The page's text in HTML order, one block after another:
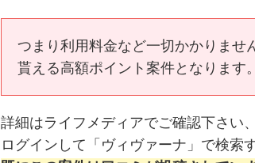
つまり利用料金など一切かかりま
貰える高額ポイント案件となります。
詳細はライフメディアでご確認下さい、
ログインして「ヴィヴァーナ」で検索